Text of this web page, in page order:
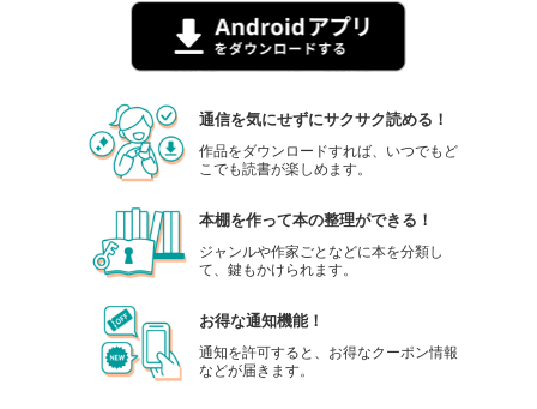
通信を気にせずにサクサク読める！
作品をダウンロードすれば、いつでもど
こでも読書が楽しめます。
本棚を作って本の整理ができる！
ジャンルや作家ごとなどに本を分類し
て、鍵もかけられます。
お得な通知機能！
通知を許可すると、お得なクーポン情報
などが届きます。